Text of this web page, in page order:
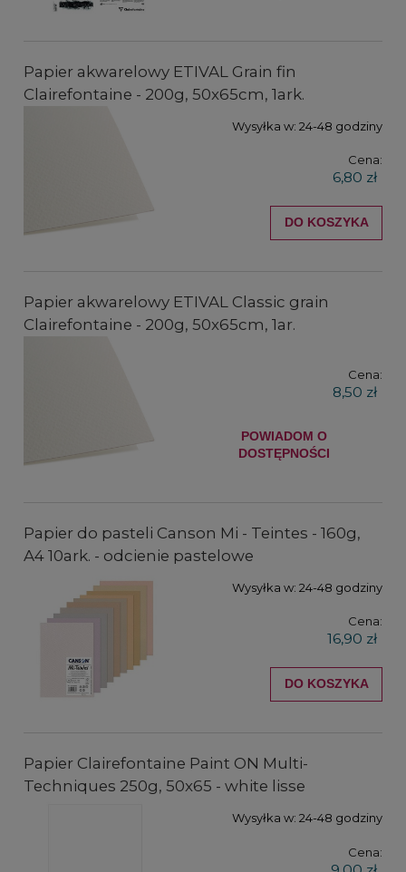
Papier akwarelowy ETIVAL Grain fin
Clairefontaine - 200g, 50x65cm, 1ark.
Wysyłka w: 24-48 godziny
Cena:
6,80 zł
DO KOSZYKA
Papier akwarelowy ETIVAL Classic grain
Clairefontaine - 200g, 50x65cm, 1ar.
Cena:
8,50 zł
POWIADOM O
DOSTĘPNOŚCI
Papier do pasteli Canson Mi - Teintes - 160g,
A4 10ark. - odcienie pastelowe
Wysyłka w: 24-48 godziny
Cena:
16,90 zł
DO KOSZYKA
Papier Clairefontaine Paint ON Multi-
Techniques 250g, 50x65 - white lisse
Wysyłka w: 24-48 godziny
Cena: